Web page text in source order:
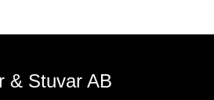
& Stuvar AB